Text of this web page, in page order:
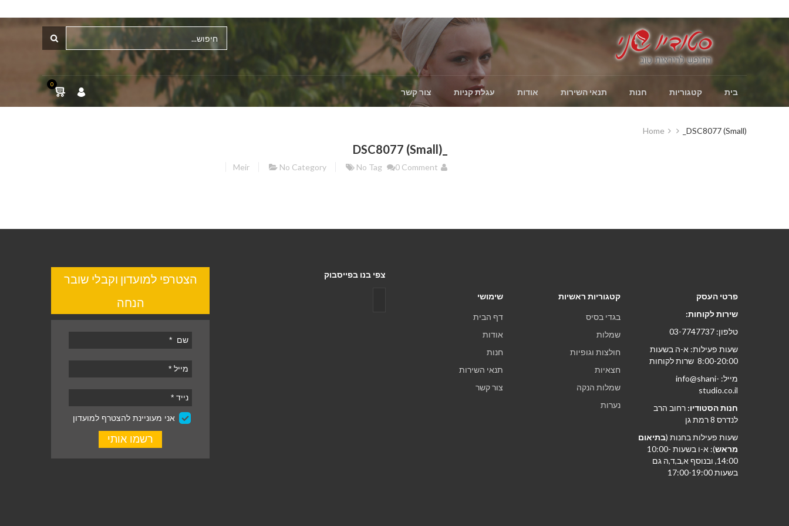
בית קטגוריות חנות תנאי השירות אודות עגלת קניות צור קשר
0
Home _DSC8077 (Small)
Meir No Category No Tag 0 Comment
פרטי העסק
שירות לקוחות:
טלפון: 03-7747737
שעות פעילות: א-ה בשעות
8:00-20:00 שרות לקוחות
מייל: info@shani-
studio.co.il
חנות הסטודיו: רחוב הרב
לנדרס 8 רמת גן
שעות פעילות בחנות (בתיאום
מראש
): א-ו בשעות 10:00-
14:00, ובנוסף א,ב,ד,ה גם
בשעות 17:00-19:00
קטגוריות ראשיות
בגדי בסיס
שמלות
חולצות וגופיות
חצאיות
שמלות הנקה
נערות
שימושי
דף הבית
אודות
חנות
תנאי השירות
צור קשר
צפי בנו בפייסבוק
הצטרפי למועדון וקבלי שובר
הנחה